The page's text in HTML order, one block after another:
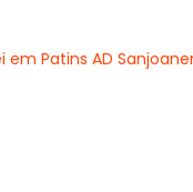
Patins AD